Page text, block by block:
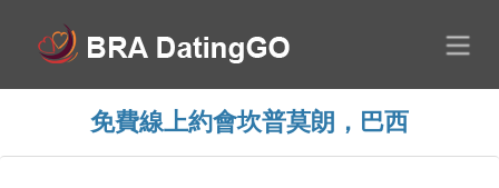
免費線上約會坎普莫朗，巴西